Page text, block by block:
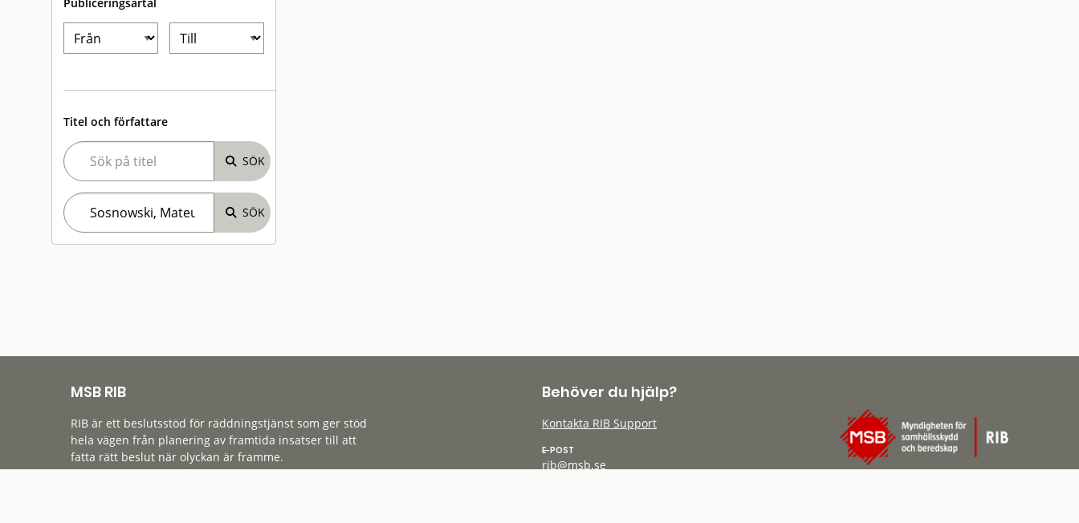
Titel och författare
MSB RIB
RIB är ett beslutsstöd för räddningstjänst som ger stöd
hela vägen från planering av framtida insatser till att
fatta rätt beslut när olyckan är framme.
Behöver du hjälp?
Kontakta RIB Support
E-POST
rib@msb.se